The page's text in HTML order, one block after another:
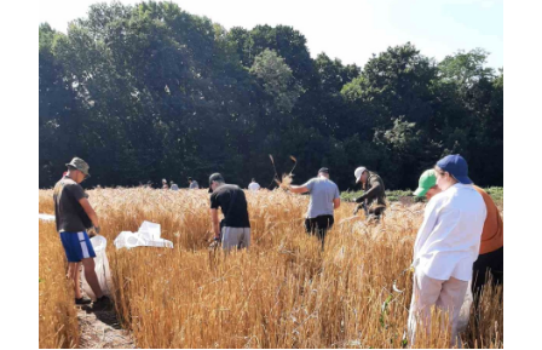
CLIMED - INTERNATIONAL PROJECT
КОНТАКТИ